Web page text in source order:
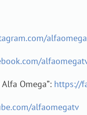
Omega”: https://
alfaomegatv